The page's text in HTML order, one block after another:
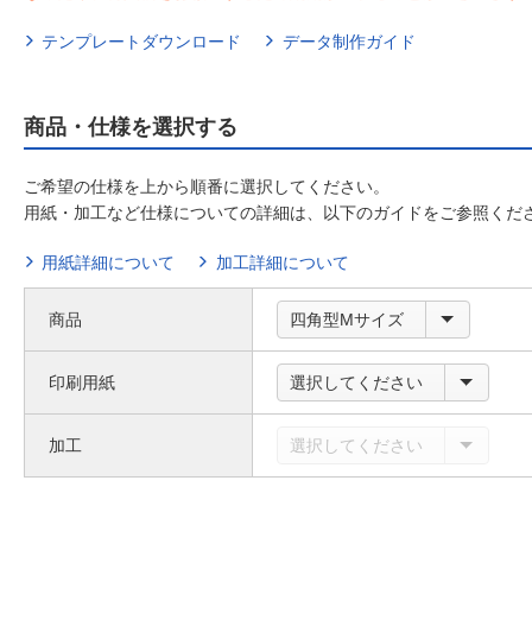
テンプレートダウンロード データ制作ガイド
商品・仕様を選択する
ご希望の仕様を上から順番に選択してください。
用紙・加工など仕様についての詳細は、以下のガイドをご参照くだ
用紙詳細について 加工詳細について
商品 四角型Mサイズ
印刷用紙 選択してください
加工 選択してください